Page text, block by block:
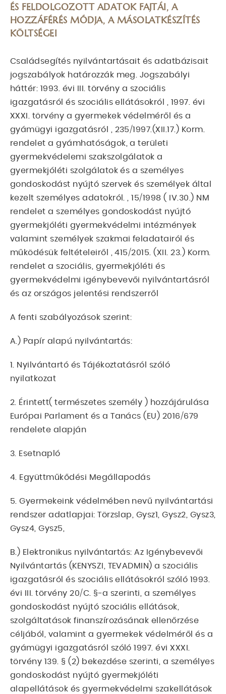
ÉS FELDOLGOZOTT ADATOK FAJTÁI, A
HOZZÁFÉRÉS MÓDJA, A MÁSOLATKÉSZÍTÉS
KÖLTSÉGEI
Családsegítés nyilvántartásait és adatbázisait
jogszabályok határozzák meg. Jogszabályi
háttér: 1993. évi III. törvény a szociális
igazgatásról és szociális ellátásokról , 1997. évi
XXXI. törvény a gyermekek védelméről és a
gyámügyi igazgatásról , 235/1997.(XII.17.) Korm.
rendelet a gyámhatóságok, a területi
gyermekvédelemi szakszolgálatok a
gyermekjóléti szolgálatok és a személyes
gondoskodást nyújtó szervek és személyek által
kezelt személyes adatokról. , 15/1998 ( IV.30.) NM
rendelet a személyes gondoskodást nyújtó
gyermekjóléti gyermekvédelmi intézmények
valamint személyek szakmai feladatairól és
működésük feltételeiről , 415/2015. (XII. 23.) Korm.
rendelet a szociális, gyermekjóléti és
gyermekvédelmi igénybevevői nyilvántartásról
és az országos jelentési rendszerről
A fenti szabályozások szerint:
A.) Papír alapú nyilvántartás:
1. Nyilvántartó és Tájékoztatásról szóló
nyilatkozat
2. Érintett( természetes személy ) hozzájárulása
Európai Parlament és a Tanács (EU) 2016/679
rendelete alapján
3. Esetnapló
4. Együttműkődési Megállapodás
5. Gyermekeink védelmében nevű nyilvántartási
rendszer adatlapjai: Törzslap, Gysz1, Gysz2, Gysz3,
Gysz4, Gysz5,
B.) Elektronikus nyilvántartás: Az Igénybevevői
Nyilvántartás (KENYSZI, TEVADMIN) a szociális
igazgatásról és szociális ellátásokról szóló 1993.
évi III. törvény 20/C. §-a szerinti, a személyes
gondoskodást nyújtó szociális ellátások,
szolgáltatások finanszírozásának ellenőrzése
céljából, valamint a gyermekek védelméről és a
gyámügyi igazgatásról szóló 1997. évi XXXI.
törvény 139. § (2) bekezdése szerinti, a személyes
gondoskodást nyújtó gyermekjóléti
alapellátások és gyermekvédelmi szakellátások